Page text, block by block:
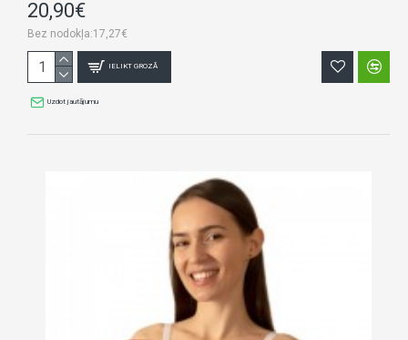
20,90€
Bez nodokļa:17,27€
IELIKT GROZĀ
Uzdot jautājumu